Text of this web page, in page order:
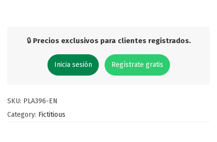
🔒 Precios exclusivos para clientes registrados.
Inicia sesión Regístrate gratis
SKU: PLA396-EN
Category: Fictitious